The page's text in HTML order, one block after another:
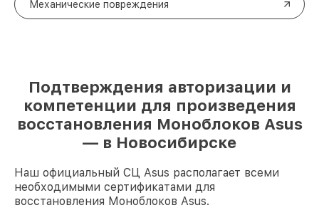
Механические повреждения
Подтверждения авторизации и
компетенции для произведения
восстановления Моноблоков Asus
— в Новосибирске
Наш официальный СЦ Asus располагает всеми
необходимыми сертификатами для
восстановления Моноблоков Asus.